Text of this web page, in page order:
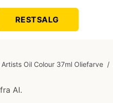
RESTSALG
Oil Colour 37ml Oliefarve /
AI.